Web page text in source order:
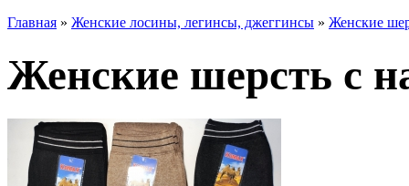
Главная » Женские лосины, легинсы, джеггинсы » Женские
Женские шерсть с